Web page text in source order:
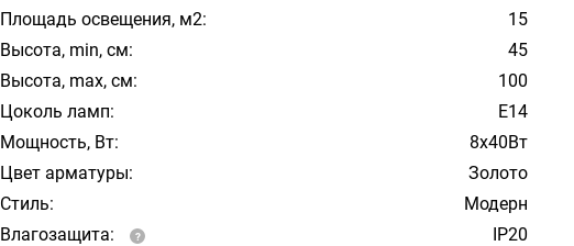
Площадь освещения, м2:
15
Высота, min, см:
45
Высота, max, см:
100
Цоколь ламп:
Е14
Мощность, Вт:
8x40Вт
Цвет арматуры:
Золото
Стиль:
Модерн
Влагозащита:
IP20